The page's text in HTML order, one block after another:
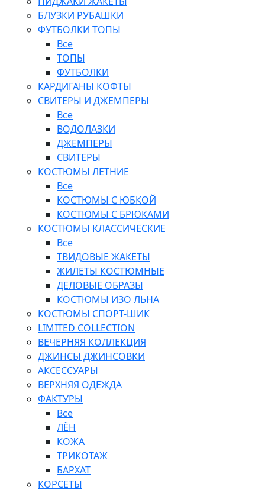
БЛУЗКИ РУБАШКИ
ФУТБОЛКИ ТОПЫ
Все
ТОПЫ
ФУТБОЛКИ
КАРДИГАНЫ КОФТЫ
СВИТЕРЫ И ДЖЕМПЕРЫ
Все
ВОДОЛАЗКИ
ДЖЕМПЕРЫ
СВИТЕРЫ
КОСТЮМЫ ЛЕТНИЕ
Все
КОСТЮМЫ С ЮБКОЙ
КОСТЮМЫ С БРЮКАМИ
КОСТЮМЫ КЛАССИЧЕСКИЕ
Все
ТВИДОВЫЕ ЖАКЕТЫ
ЖИЛЕТЫ КОСТЮМНЫЕ
ДЕЛОВЫЕ ОБРАЗЫ
КОСТЮМЫ ИЗО ЛЬНА
КОСТЮМЫ СПОРТ-ШИК
LIMITED COLLECTION
ВЕЧЕРНЯЯ КОЛЛЕКЦИЯ
ДЖИНСЫ ДЖИНСОВКИ
АКСЕССУАРЫ
ВЕРХНЯЯ ОДЕЖДА
ФАКТУРЫ
Все
ЛЁН
КОЖА
ТРИКОТАЖ
БАРХАТ
КОРСЕТЫ